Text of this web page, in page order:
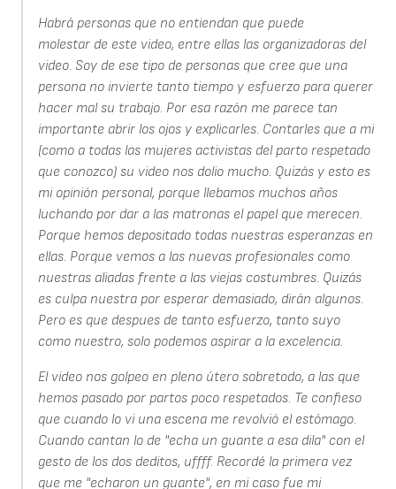
Habrá personas que no entiendan que puede
molestar de este video, entre ellas las organizadoras del
video. Soy de ese tipo de personas que cree que una
persona no invierte tanto tiempo y esfuerzo para querer
hacer mal su trabajo. Por esa razón me parece tan
importante abrir los ojos y explicarles. Contarles que a mi
(como a todas las mujeres activistas del parto respetado
que conozco) su video nos dolio mucho. Quizás y esto es
mi opinión personal, porque llebamos muchos años
luchando por dar a las matronas el papel que merecen.
Porque hemos depositado todas nuestras esperanzas en
ellas. Porque vemos a las nuevas profesionales como
nuestras aliadas frente a las viejas costumbres. Quizás
es culpa nuestra por esperar demasiado, dirán algunos.
Pero es que despues de tanto esfuerzo, tanto suyo
como nuestro, solo podemos aspirar a la excelencia.
El video nos golpeo en pleno útero sobretodo, a las que
hemos pasado por partos poco respetados. Te confieso
que cuando lo vi una escena me revolvió el estómago.
Cuando cantan lo de "echa un guante a esa dila" con el
gesto de los dos deditos, uffff. Recordé la primera vez
que me "echaron un guante", en mi caso fue mi